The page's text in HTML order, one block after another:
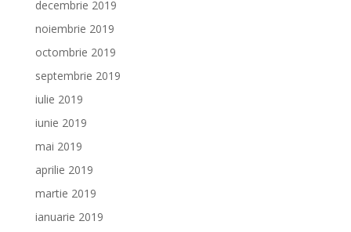
decembrie 2019
noiembrie 2019
octombrie 2019
septembrie 2019
iulie 2019
iunie 2019
mai 2019
aprilie 2019
martie 2019
ianuarie 2019